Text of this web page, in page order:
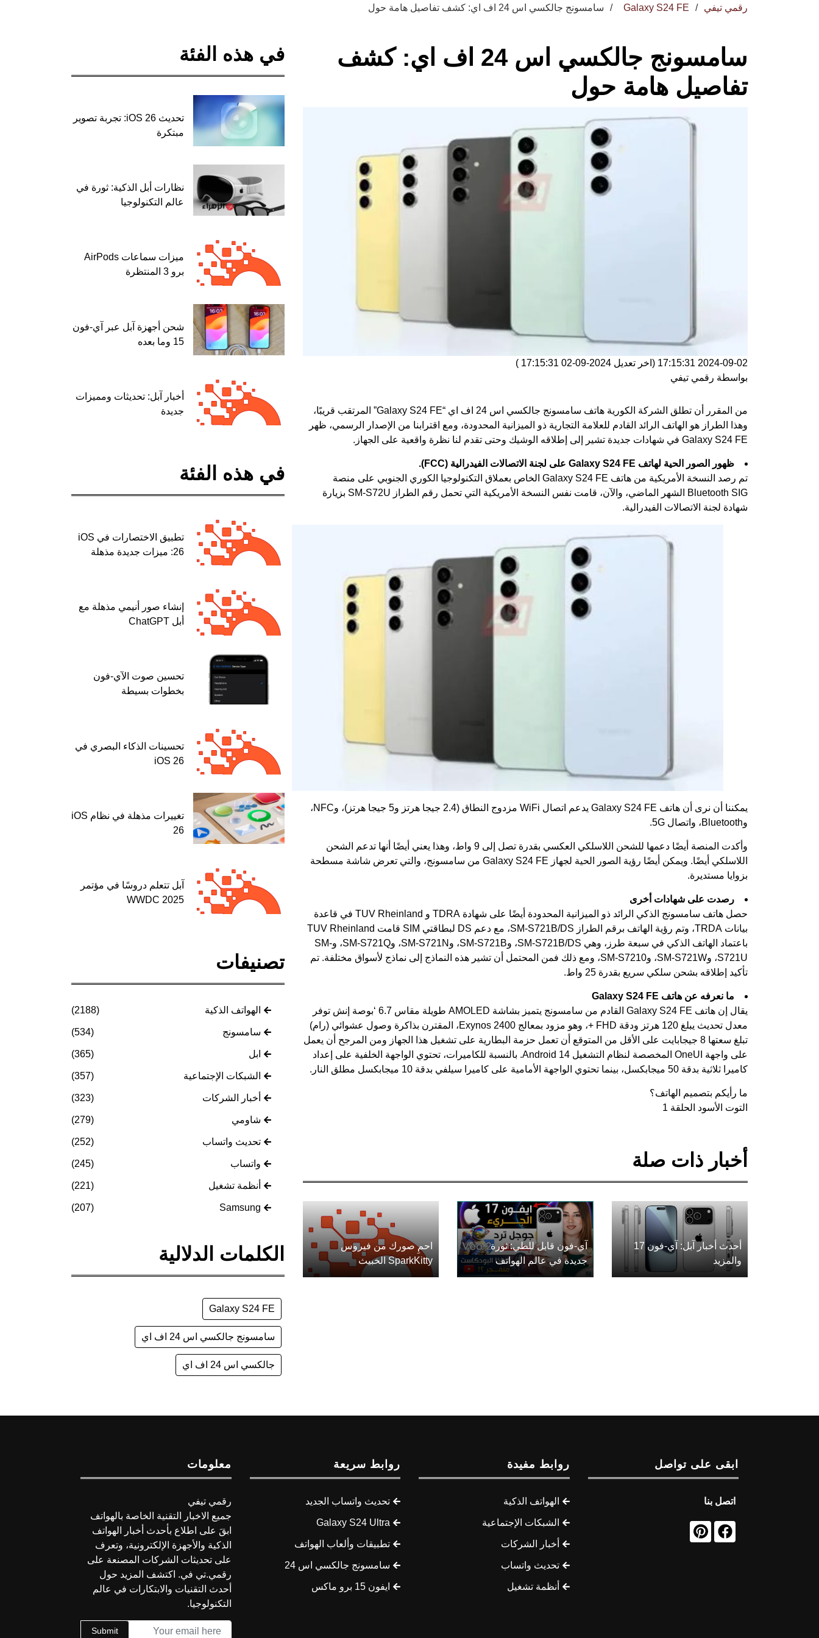
رقمي تيفي Galaxy S24 FE سامسونج جالكسي اس 24 اف اي: كشف تفاصيل هامة حول
سامسونج جالكسي اس 24 اف اي: كشف
تفاصيل هامة حول
2024-09-02 17:15:31 (اخر تعديل 2024-09-02 17:15:31
)
بواسطة رقمي تيفي
من المقرر أن تطلق الشركة الكورية هاتف سامسونج جالكسي اس 24 اف اي
“Galaxy S24 FE” المرتقب قريبًا،
وهذا الطراز هو الهاتف الرائد القادم للعلامة التجارية ذو الميزانية المحدودة، ومع اقترابنا من الإصدار الرسمي، ظهر
Galaxy S24 FE في شهادات جديدة تشير إلى إطلاقه الوشيك وحتى تقدم لنا نظرة واقعية على الجهاز.
ظهور الصور الحية لهاتف Galaxy S24 FE على لجنة الاتصالات الفيدرالية (FCC).
تم رصد النسخة الأمريكية من هاتف Galaxy S24 FE الخاص بعملاق التكنولوجيا الكوري الجنوبي على منصة
Bluetooth SIG الشهر الماضي، والآن، قامت نفس النسخة الأمريكية التي تحمل رقم الطراز SM-S72U بزيارة
شهادة لجنة الاتصالات الفيدرالية.
يمكننا أن نرى أن هاتف Galaxy S24 FE يدعم اتصال WiFi مزدوج النطاق (2.4 جيجا هرتز و5 جيجا هرتز)، وNFC،
وBluetooth، واتصال 5G.
وأكدت المنصة أيضًا دعمها للشحن اللاسلكي العكسي بقدرة تصل إلى 9 واط، وهذا يعني أيضًا أنها تدعم الشحن
اللاسلكي أيضًا. ويمكن أيضًا رؤية الصور الحية لجهاز Galaxy S24 FE من سامسونج، والتي تعرض شاشة مسطحة
بزوايا مستديرة.
رصدت على شهادات أخرى
حصل هاتف سامسونج الذكي الرائد ذو الميزانية المحدودة أيضًا على شهادة TDRA و TUV Rheinland في قاعدة
بيانات TRDA، وتم رؤية الهاتف برقم الطراز SM-S721B/DS، مع دعم DS لبطاقتي SIM قامت TUV Rheinland
باعتماد الهاتف الذكي في سبعة طرز، وهي SM-S721B/DS، وSM-S721B، وSM-S721N، وSM-S721Q، وSM-
S721U، وSM-S721W، وSM-S7210، ومع ذلك فمن المحتمل أن تشير هذه النماذج إلى نماذج لأسواق مختلفة. تم
تأكيد إطلاقه بشحن سلكي سريع بقدرة 25 واط.
ما نعرفه عن هاتف Galaxy S24 FE
يقال إن هاتف Galaxy S24 FE القادم من سامسونج يتميز بشاشة AMOLED طويلة مقاس 6.7 ‘بوصة إنش توفر
معدل تحديث يبلغ 120 هرتز ودقة FHD +، وهو مزود بمعالج Exynos 2400، المقترن بذاكرة وصول عشوائي (رام)
تبلغ سعتها 8 جيجابايت على الأقل من المتوقع أن تعمل حزمة البطارية على تشغيل هذا الجهاز ومن المرجح أن يعمل
على واجهة OneUI المخصصة لنظام التشغيل Android 14. بالنسبة للكاميرات، تحتوي الواجهة الخلفية على إعداد
كاميرا ثلاثية بدقة 50 ميجابكسل، بينما تحتوي الواجهة الأمامية على كاميرا سيلفي بدقة 10 ميجابكسل مطلق النار.
ما رأيكم بتصميم الهاتف؟
التوت الأسود الحلقة 1
أخبار ذات صلة
أحدث أخبار آبل: آي-فون 17
والمزيد
آي-فون قابل للطي: ثورة
جديدة في عالم الهواتف
احمِ صورك من فيروس
SparkKitty الخبيث
في هذه الفئة
تحديث iOS 26: تجربة تصوير
مبتكرة
نظارات أبل الذكية: ثورة في
عالم التكنولوجيا
ميزات سماعات AirPods
برو 3 المنتظرة
شحن أجهزة آبل عبر آي-فون
15 وما بعده
أخبار آبل: تحديثات ومميزات
جديدة
في هذه الفئة
تطبيق الاختصارات في iOS
26: ميزات جديدة مذهلة
إنشاء صور أنيمي مذهلة مع
أبل ChatGPT
تحسين صوت الآي-فون
بخطوات بسيطة
تحسينات الذكاء البصري في
iOS 26
تغييرات مذهلة في نظام iOS
26
آبل تتعلم دروسًا في مؤتمر
WWDC 2025
تصنيفات
الهواتف الذكية (2188)
سامسونج (534)
ابل (365)
الشبكات الإجتماعية (357)
أخبار الشركات (323)
شاومي (279)
تحديث واتساب (252)
واتساب (245)
أنظمة تشغيل (221)
Samsung
(207)
الكلمات الدلالية
Galaxy S24 FE
سامسونج جالكسي اس 24 اف اي
جالكسي اس 24 اف اي
ابقى على تواصل
اتصل بنا
روابط مفيدة
الهواتف الذكية
الشبكات الإجتماعية
أخبار الشركات
تحديث واتساب
أنظمة تشغيل
روابط سريعة
تحديث واتساب الجديد
Galaxy S24 Ultra
تطبيقات وألعاب الهواتف
سامسونج جالكسي اس 24
ايفون 15 برو ماكس
معلومات
رقمي تيفي
جميع الاخبار التقنية الخاصة بالهواتف
ابقَ على اطلاع بأحدث أخبار الهواتف
الذكية والأجهزة الإلكترونية، وتعرف
على تحديثات الشركات المصنعة على
رقمي.تي في. اكتشف المزيد حول
أحدث التقنيات والابتكارات في عالم
التكنولوجيا.
Submit